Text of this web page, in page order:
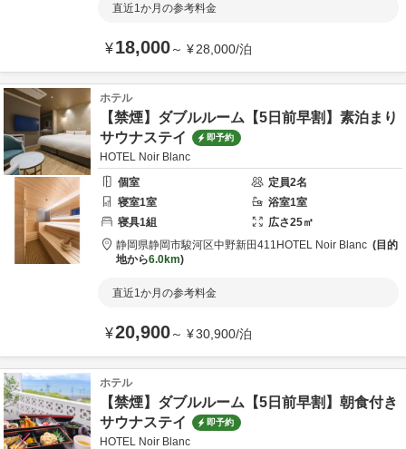
直近1か月の参考料金
¥18,000～ ¥28,000/泊
ホテル
【禁煙】ダブルルーム【5日前早割】素泊まり
サウナステイ
即予約
HOTEL Noir Blanc
個室
定員2名
寝室1室 浴室1室
寝具1組 広さ25㎡
静岡県静岡市駿河区中野新田411 HOTEL Noir Blanc
目的
地から6.0km
直近1か月の参考料金
¥20,900～ ¥30,900/泊
ホテル
【禁煙】ダブルルーム【5日前早割】朝食付き
サウナステイ
即予約
HOTEL Noir Blanc